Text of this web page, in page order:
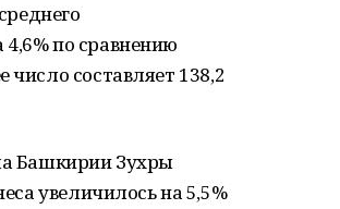
по сравнению
составляет 138,2
Башкирии Зухры
увеличилось на 5,5%